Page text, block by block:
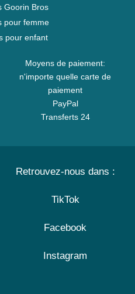
Goorin Bros
pour femme
pour enfant
Moyens de paiement:
n'importe quelle carte de
paiement
PayPal
Transferts 24
Retrouvez-nous dans :
TikTok
Facebook
Instagram